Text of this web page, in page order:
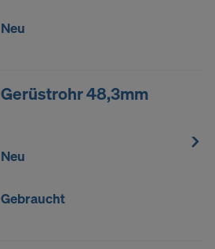
Neu
Gerüstrohr 48,3mm
Neu
Gebraucht